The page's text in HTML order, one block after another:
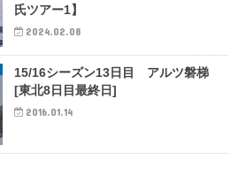
氏ツアー1】
2024.02.08
15/16シーズン13日目 アルツ磐梯
[東北8日目最終日]
2016.01.14